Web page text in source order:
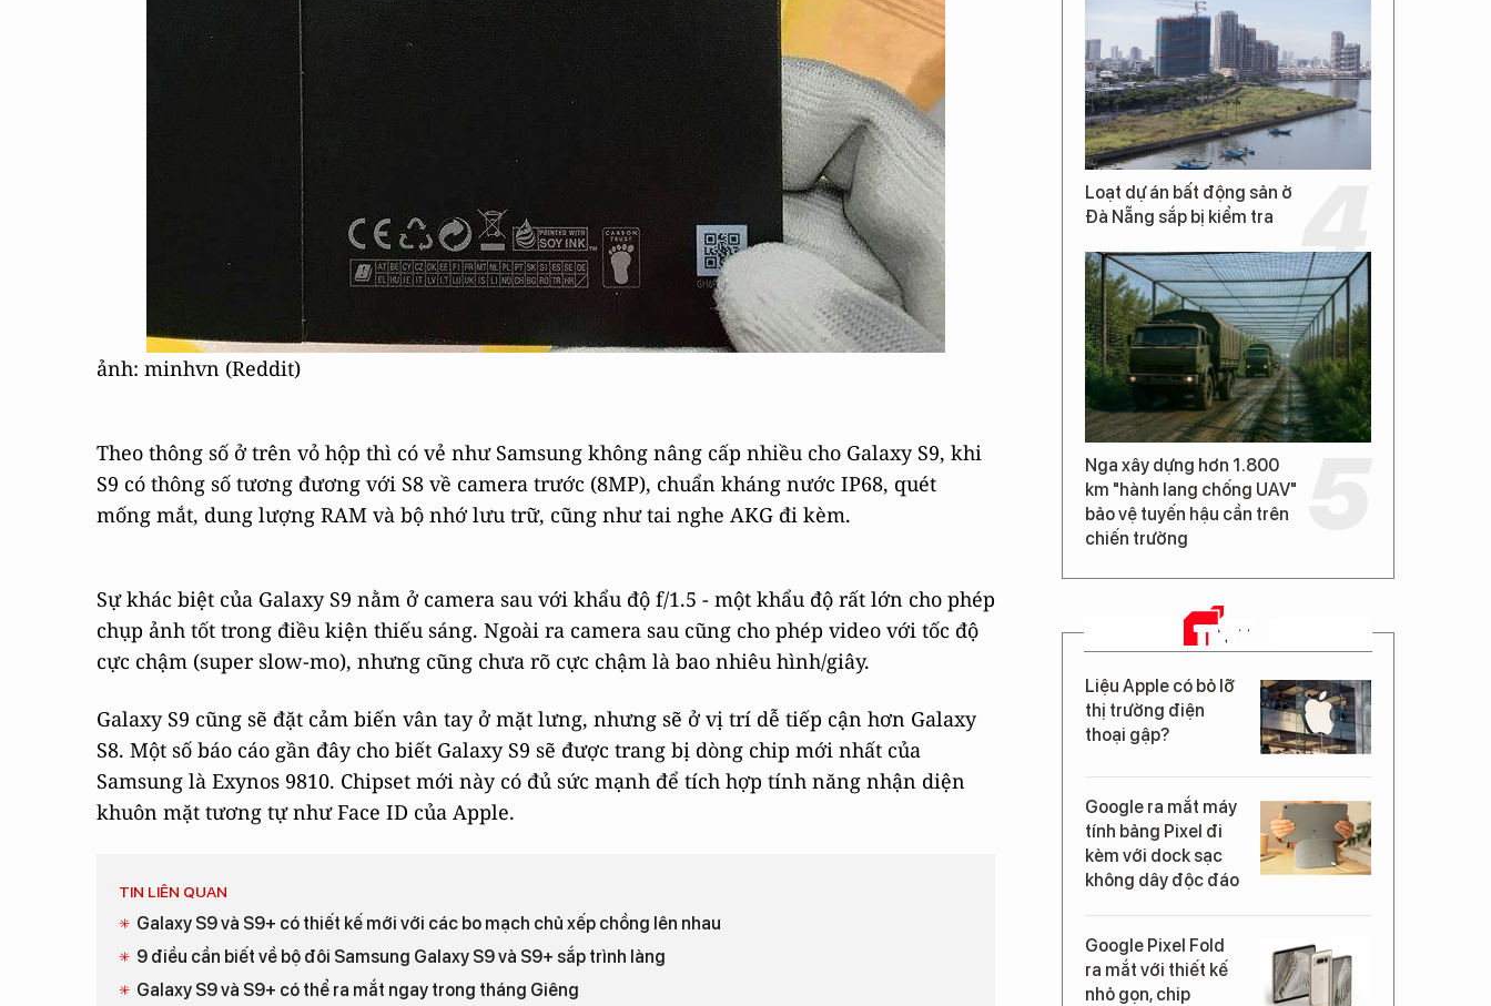
ảnh: minhvn (Reddit)
Theo thông số ở trên vỏ hộp thì có vẻ như Samsung không nâng cấp nhiều cho Galaxy S9, khi
S9 có thông số tương đương với S8 về camera trước (8MP), chuẩn kháng nước IP68, quét
mống mắt, dung lượng RAM và bộ nhớ lưu trữ, cũng như tai nghe AKG đi kèm.
Sự khác biệt của Galaxy S9 nằm ở camera sau với khẩu độ f/1.5 - một khẩu độ rất lớn cho phép
chụp ảnh tốt trong điều kiện thiếu sáng. Ngoài ra camera sau cũng cho phép video với tốc độ
cực chậm (super slow-mo), nhưng cũng chưa rõ cực chậm là bao nhiêu hình/giây.
Galaxy S9 cũng sẽ đặt cảm biến vân tay ở mặt lưng, nhưng sẽ ở vị trí dễ tiếp cận hơn Galaxy
S8. Một số báo cáo gần đây cho biết Galaxy S9 sẽ được trang bị dòng chip mới nhất của
Samsung là Exynos 9810. Chipset mới này có đủ sức mạnh để tích hợp tính năng nhận diện
khuôn mặt tương tự như Face ID của Apple.
TIN LIÊN QUAN
Galaxy S9 và S9+ có thiết kế mới với các bo mạch chủ xếp chồng lên nhau
9 điều cần biết về bộ đôi Samsung Galaxy S9 và S9+ sắp trình làng
Galaxy S9 và S9+ có thể ra mắt ngay trong tháng Giêng
Loạt dự án bất động sản ở
Đà Nẵng sắp bị kiểm tra
Nga xây dựng hơn 1.800
km "hành lang chống UAV"
bảo vệ tuyến hậu cần trên
chiến trường
TIN MỚI
Liệu Apple có bỏ lỡ
thị trường điện
thoại gập?
Google ra mắt máy
tính bảng Pixel đi
kèm với dock sạc
không dây độc đáo
Google Pixel Fold
ra mắt với thiết kế
nhỏ gọn, chip